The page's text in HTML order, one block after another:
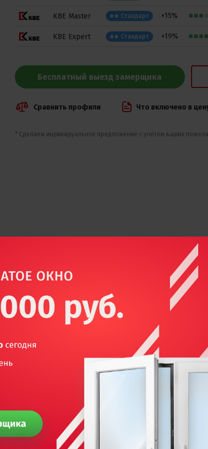
KBE Master Стандарт +15%
KBE Expert Стандарт +19%
Бесплатный выезд замерщика
Сравнить профили Что включено в
* Сделаем индивидуальное предложение с учётом ваших
Сравнение профилей
70 мм